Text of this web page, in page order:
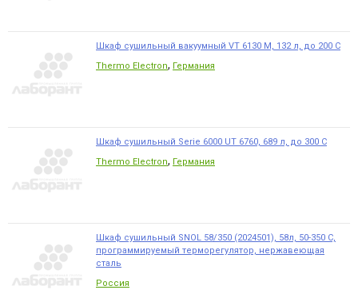
Шкаф сушильный вакуумный VT 6130 M, 132 л, до 200 С
Thermo Electron, Германия
Шкаф сушильный Serie 6000 UT 6760, 689 л, до 300 С
Thermo Electron, Германия
Шкаф сушильный SNOL 58/350 (2024501), 58л, 50-350 С,
программируемый терморегулятор, нержавеющая
сталь
Россия